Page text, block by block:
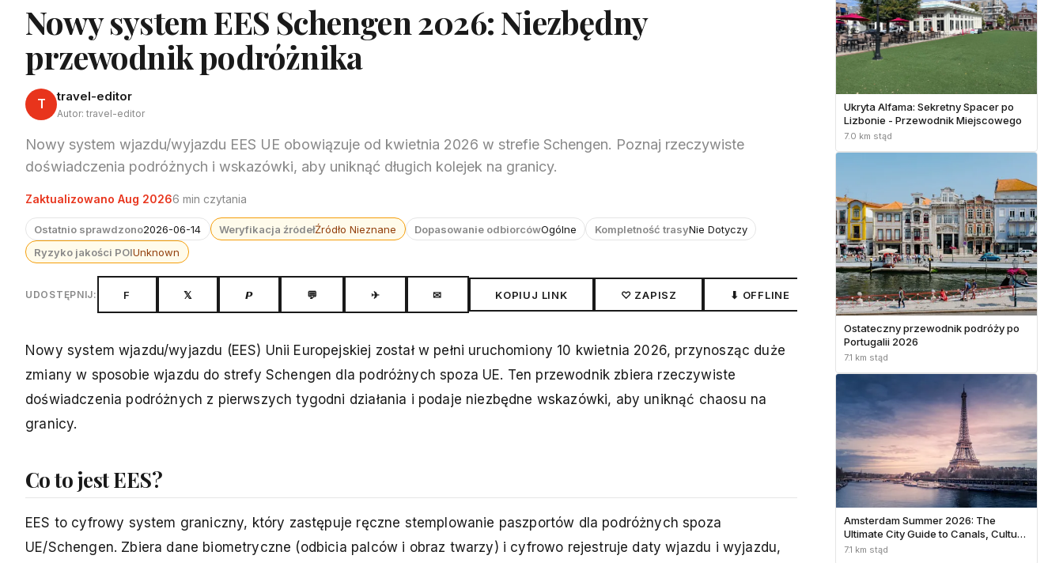
Nowy system EES Schengen 2026: Niezbędny
przewodnik podróżnika
T travel-editor
Autor: travel-editor
Nowy system wjazdu/wyjazdu EES UE obowiązuje od kwietnia 2026 w strefie Schengen. Poznaj rzeczywiste
doświadczenia podróżnych i wskazówki, aby uniknąć długich kolejek na granicy.
Zaktualizowano Aug 20266 min czytania
Ostatnio sprawdzono2026-06-14 Weryfikacja źródełŹródło Nieznane Dopasowanie odbiorcówOgólne Kompletność trasyNie Dotyczy
Ryzyko jakości POIUnknown
UDOSTĘPNIJ: F 𝕏 𝙋 💬 ✈ ✉ KOPIUJ LINK ♡ ZAPISZ ⬇ OFFLINE
Nowy system wjazdu/wyjazdu (EES) Unii Europejskiej został w pełni uruchomiony 10 kwietnia 2026, przynosząc duże
zmiany w sposobie wjazdu do strefy Schengen dla podróżnych spoza UE. Ten przewodnik zbiera rzeczywiste
doświadczenia podróżnych z pierwszych tygodni działania i podaje niezbędne wskazówki, aby uniknąć chaosu na
granicy.
Co to jest EES?
EES to cyfrowy system graniczny, który zastępuje ręczne stemplowanie paszportów dla podróżnych spoza
UE/Schengen. Zbiera dane biometryczne (odbicia palców i obraz twarzy) i cyfrowo rejestruje daty wjazdu i wyjazdu,
Ukryta Alfama: Sekretny Spacer po
Lizbonie - Przewodnik Miejscowego
7.0 km stąd
Ostateczny przewodnik podróży po
Portugalii 2026
7.1 km stąd
Amsterdam Summer 2026: The
Ultimate City Guide to Canals, Culture
& Hidden Neighborhoods
7.1 km stąd